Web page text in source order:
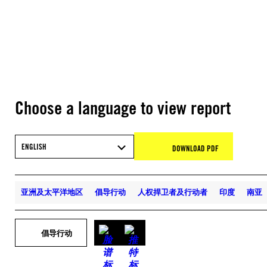
Choose a language to view report
ENGLISH DOWNLOAD PDF
亚洲及太平洋地区 倡导行动 人权捍卫者及行动者 印度 南亚
倡导行动